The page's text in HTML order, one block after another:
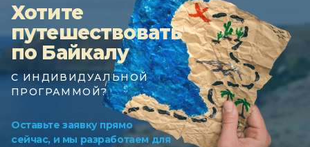
Хотите
путешествовать
по Байкалу
С ИНДИВИДУАЛЬНОЙ
ПРОГРАММОЙ?
Оставьте заявку прямо
сейчас, и мы разработаем для